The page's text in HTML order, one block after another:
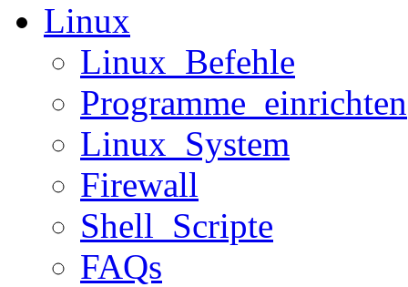
Linux
Linux_Befehle
Programme_einrichten
Linux_System
Firewall
Shell_Scripte
FAQs